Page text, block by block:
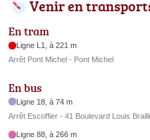
Venir en
En tram
Ligne L1, à 221 m
Arrêt Pont Michel - Pont Michel
En bus
Ligne 18, à 74 m
Arrêt Escoffier - 41 Boulevard Louis
Ligne 88, à 266 m